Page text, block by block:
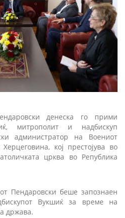
денеска го прими
митрополит и надбискуп
администратор на Воениот
кој престојува во
црква во Република
Пендаровски беше запознаен
Вукшиќ за време на
држава.